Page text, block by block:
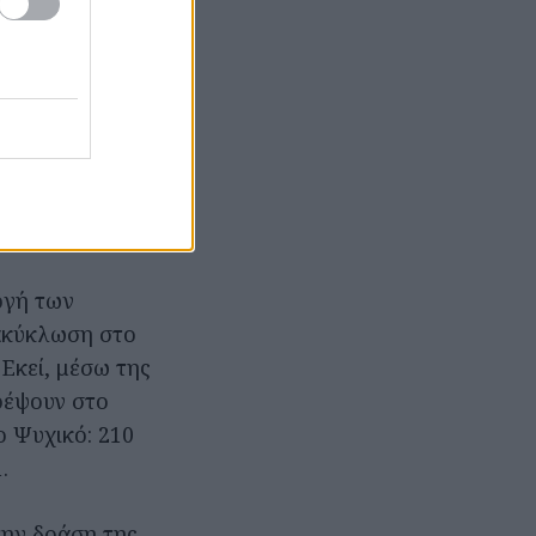
στον ΧΥΤΑ.
να
με
Ήδη ο
με ένα
των
στο
μέσω της
στο
Ψυχικό: 210